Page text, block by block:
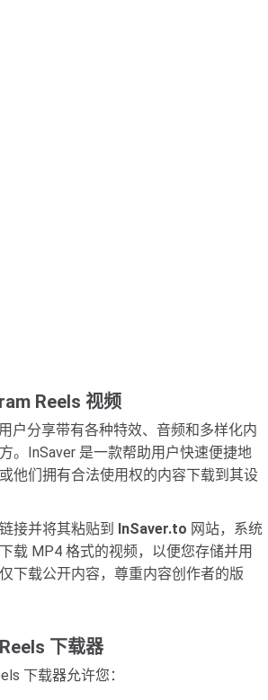
Reels 视频
户分享带有各种特效、音频和多样化内
。InSaver 是一款帮助用户快速便捷地
他们拥有合法使用权的内容下载到其设
接并将其粘贴到 InSaver.to 网站，系统
载 MP4 格式的视频，以便您存储并用
下载公开内容，尊重内容创作者的版
下载器
下载器允许您：